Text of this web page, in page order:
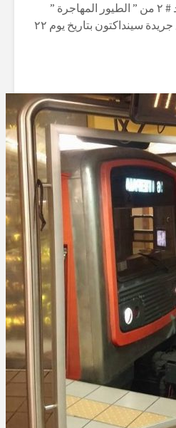
المقال تم نشره في العدد # ٢ من ” الطيور المهاجرة ”
الذي تم تداوله وتوزيعه مع جريدة سينداكتون بتاريخ يوم ٢٢